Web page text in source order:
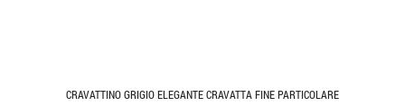
CRAVATTINO GRIGIO ELEGANTE CRAVATTA FINE PARTICOLARE